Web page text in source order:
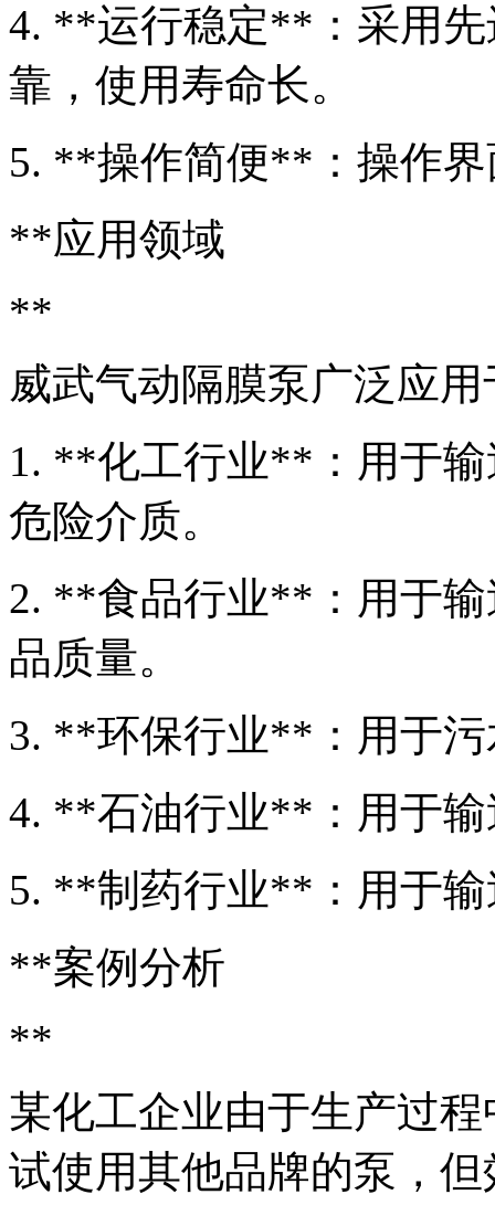
4. **运行稳定**：采用
靠，使用寿命长。
5. **操作简便**：操作
**应用领域
**
威武气动隔膜泵广泛应
1. **化工行业**：用于
危险介质。
2. **食品行业**：用于
品质量。
3. **环保行业**：用于
4. **石油行业**：用于
5. **制药行业**：用于
**案例分析
**
某化工企业由于生产过
试使用其他品牌的泵，